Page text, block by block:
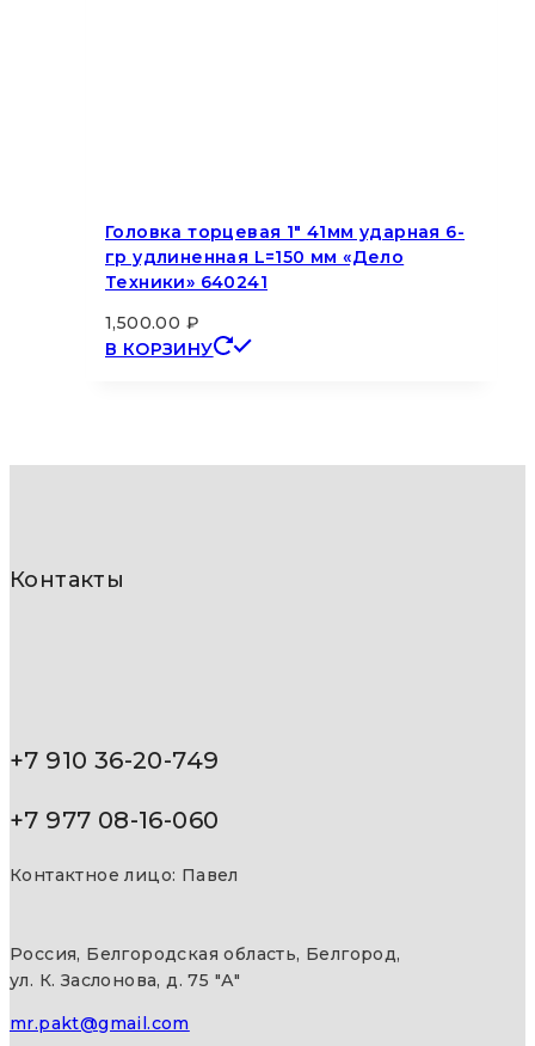
Головка торцевая 1″ 41мм ударная 6-
гр удлиненная L=150 мм «Дело
Техники» 640241
1,500.00 ₽
В КОРЗИНУ
Контакты
+7 910 36-20-749
+7 977 08-16-060
Контактное лицо: Павел
Россия, Белгородская область, Белгород,
ул. К. Заслонова, д. 75 "А"
mr.pakt@gmail.com